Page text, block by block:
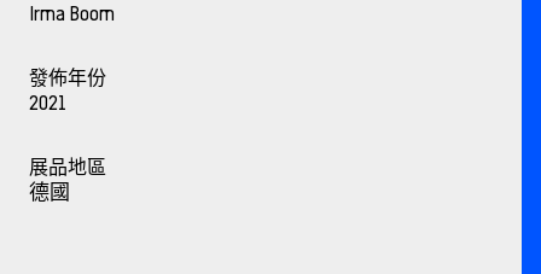
Irma Boom
發佈年份
2021
展品地區
德國